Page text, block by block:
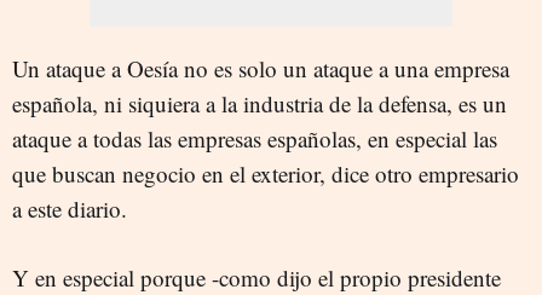
Un ataque a Oesía no es solo un ataque a una empresa
española, ni siquiera a la industria de la defensa, es un
ataque a todas las empresas españolas, en especial las
que buscan negocio en el exterior, dice otro empresario
a este diario.
Y en especial porque -como dijo el propio presidente